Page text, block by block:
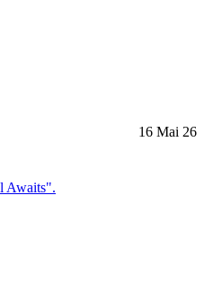
16 Mai 26